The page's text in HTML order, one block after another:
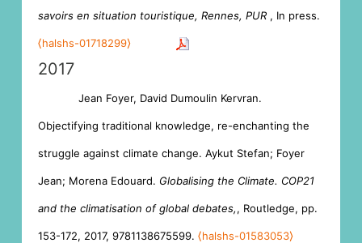
savoirs en situation touristique, Rennes, PUR , In press.
⟨halshs-01718299⟩
2017
Jean Foyer, David Dumoulin Kervran.
Objectifying traditional knowledge, re-enchanting the
struggle against climate change. Aykut Stefan; Foyer
Jean; Morena Edouard. Globalising the Climate. COP21
and the climatisation of global debates,, Routledge, pp.
153-172, 2017, 9781138675599. ⟨halshs-01583053⟩